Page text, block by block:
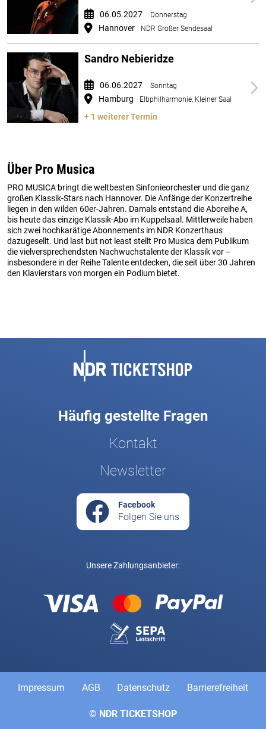
06.05.2027 Donnerstag
Hannover NDR Großer Sendesaal
Sandro Nebieridze
06.06.2027 Sonntag
Hamburg Elbphilharmonie, Kleiner Saal
+ 1 weiterer Termin
Über Pro Musica
PRO MUSICA bringt die weltbesten Sinfonieorchester und die ganz
großen Klassik-Stars nach Hannover. Die Anfänge der Konzertreihe
liegen in den wilden 60er-Jahren. Damals entstand die Aboreihe A,
bis heute das einzige Klassik-Abo im Kuppelsaal. Mittlerweile haben
sich zwei hochkarätige Abonnements im NDR Konzerthaus
dazugesellt. Und last but not least stellt Pro Musica dem Publikum
die vielversprechendsten Nachwuchstalente der Klassik vor –
insbesondere in der Reihe Talente entdecken, die seit über 30 Jahren
den Klavierstars von morgen ein Podium bietet.
Häufig gestellte Fragen
Kontakt
Newsletter
Facebook
Folgen Sie uns
Unsere Zahlungsanbieter:
Rechtliche und weiterführende Links
Impressum AGB Datenschutz Barrierefreiheit
© NDR TICKETSHOP